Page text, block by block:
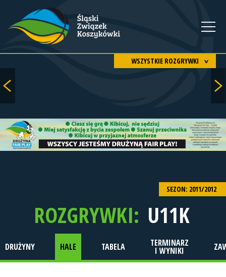
WSZYSTKIE ROZGRYWKI
SEZON: 2011/2012
ROZGRYWKI: U11K
DRUŻYNY HALE TABELA TERMINARZ
I WYNIKI